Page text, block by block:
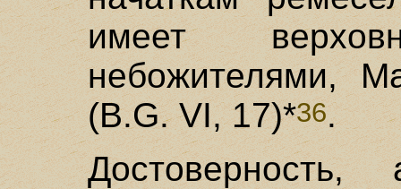
имеет
небожителями,
(B.G. VI, 17)*36.